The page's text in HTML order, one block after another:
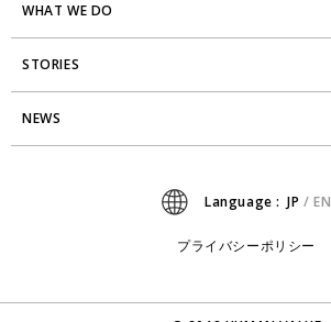
HVからのメッセージ
研究員紹介
アクセス
WHAT WE DO
組織変革
エンゲージメント向上支援
STORIES
Stories
NEWS
Language : JP /EN
プライバシーポリシー